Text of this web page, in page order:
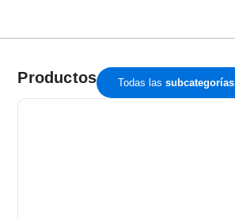
Productos Todas las subcategorías